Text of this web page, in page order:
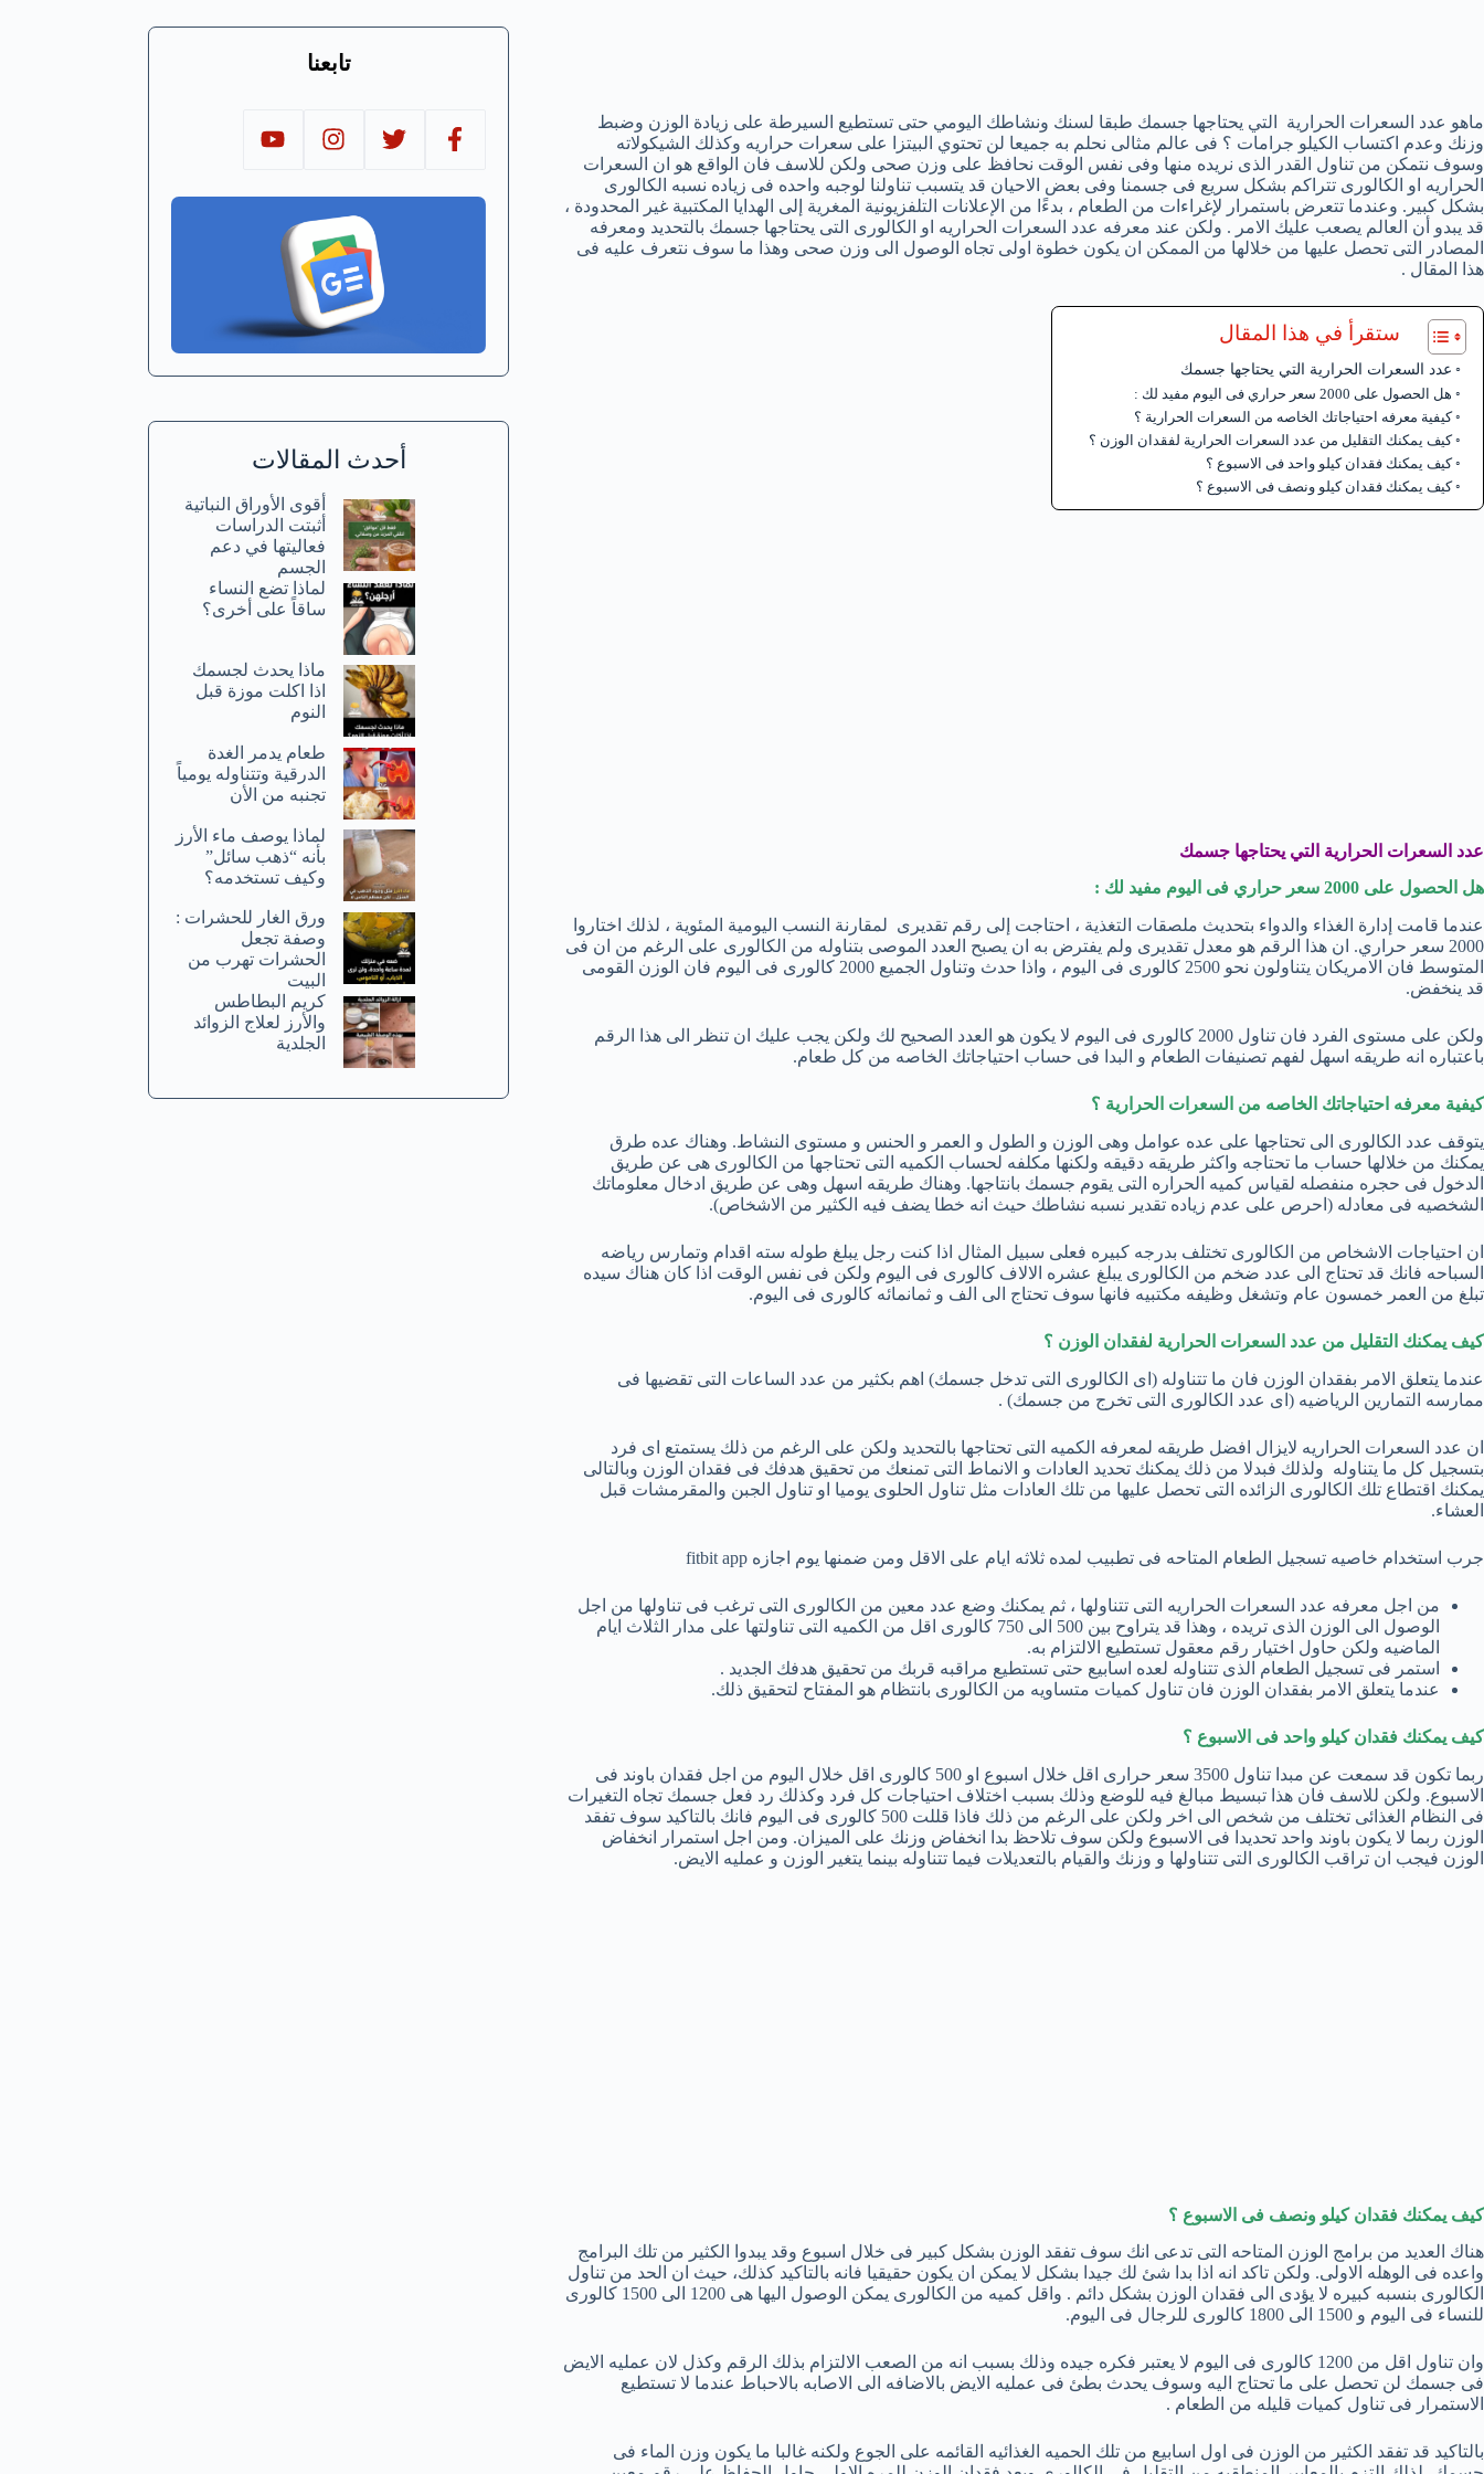
ماهو عدد السعرات الحرارية التي يحتاجها جسمك طبقا لسنك ونشاطك اليومي حتى تستطيع السيرطة على زيادة الوزن وضبط
وزنك وعدم اكتساب الكيلو جرامات ؟ فى عالم مثالى نحلم به جميعا لن تحتوي البيتزا على سعرات حراريه وكذلك الشيكولاته
وسوف نتمكن من تناول القدر الذى نريده منها وفى نفس الوقت نحافظ على وزن صحى ولكن للاسف فان الواقع هو ان السعرات
الحراريه او الكالورى تتراكم بشكل سريع فى جسمنا وفى بعض الاحيان قد يتسبب تناولنا لوجبه واحده فى زياده نسبه الكالورى
بشكل كبير. وعندما تتعرض باستمرار لإغراءات من الطعام ، بدءًا من الإعلانات التلفزيونية المغرية إلى الهدايا المكتبية غير المحدودة ،
قد يبدو أن العالم يصعب عليك الامر . ولكن عند معرفه عدد السعرات الحراريه او الكالورى التى يحتاجها جسمك بالتحديد ومعرفه
المصادر التى تحصل عليها من خلالها من الممكن ان يكون خطوة اولى تجاه الوصول الى وزن صحى وهذا ما سوف نتعرف عليه فى
هذا المقال .
ستقرأ في هذا المقال
عدد السعرات الحرارية التي يحتاجها جسمك
هل الحصول على 2000 سعر حراري فى اليوم مفيد لك :
كيفية معرفه احتياجاتك الخاصه من السعرات الحرارية ؟
كيف يمكنك التقليل من عدد السعرات الحرارية لفقدان الوزن ؟
كيف يمكنك فقدان كيلو واحد فى الاسبوع ؟
كيف يمكنك فقدان كيلو ونصف فى الاسبوع ؟
عدد السعرات الحرارية التي يحتاجها جسمك
هل الحصول على 2000 سعر حراري فى اليوم مفيد لك :
عندما قامت إدارة الغذاء والدواء بتحديث ملصقات التغذية ، احتاجت إلى رقم تقديرى لمقارنة النسب اليومية المئوية ، لذلك اختاروا
2000 سعر حراري. ان هذا الرقم هو معدل تقديرى ولم يفترض به ان يصبح العدد الموصى بتناوله من الكالورى على الرغم من ان فى
المتوسط فان الامريكان يتناولون نحو 2500 كالورى فى اليوم ، واذا حدث وتناول الجميع 2000 كالورى فى اليوم فان الوزن القومى
قد ينخفض.
ولكن على مستوى الفرد فان تناول 2000 كالورى فى اليوم لا يكون هو العدد الصحيح لك ولكن يجب عليك ان تنظر الى هذا الرقم
باعتباره انه طريقه اسهل لفهم تصنيفات الطعام و البدا فى حساب احتياجاتك الخاصه من كل طعام.
كيفية معرفه احتياجاتك الخاصه من السعرات الحرارية ؟
يتوقف عدد الكالورى الى تحتاجها على عده عوامل وهى الوزن و الطول و العمر و الحنس و مستوى النشاط. وهناك عده طرق
يمكنك من خلالها حساب ما تحتاجه واكثر طريقه دقيقه ولكنها مكلفه لحساب الكميه التى تحتاجها من الكالورى هى عن طريق
الدخول فى حجره منفصله لقياس كميه الحراره التى يقوم جسمك بانتاجها. وهناك طريقه اسهل وهى عن طريق ادخال معلوماتك
الشخصيه فى معادله (احرص على عدم زياده تقدير نسبه نشاطك حيث انه خطا يضف فيه الكثير من الاشخاص).
ان احتياجات الاشخاص من الكالورى تختلف بدرجه كبيره فعلى سبيل المثال اذا كنت رجل يبلغ طوله سته اقدام وتمارس رياضه
السباحه فانك قد تحتاج الى عدد ضخم من الكالورى يبلغ عشره الالاف كالورى فى اليوم ولكن فى نفس الوقت اذا كان هناك سيده
تبلغ من العمر خمسون عام وتشغل وظيفه مكتبيه فانها سوف تحتاج الى الف و ثمانمائه كالورى فى اليوم.
كيف يمكنك التقليل من عدد السعرات الحرارية لفقدان الوزن ؟
عندما يتعلق الامر بفقدان الوزن فان ما تتناوله (اى الكالورى التى تدخل جسمك) اهم بكثير من عدد الساعات التى تقضيها فى
ممارسه التمارين الرياضيه (اى عدد الكالورى التى تخرج من جسمك) .
ان عدد السعرات الحراريه لايزال افضل طريقه لمعرفه الكميه التى تحتاجها بالتحديد ولكن على الرغم من ذلك يستمتع اى فرد
بتسجيل كل ما يتناوله ولذلك فبدلا من ذلك يمكنك تحديد العادات و الانماط التى تمنعك من تحقيق هدفك فى فقدان الوزن وبالتالى
يمكنك اقتطاع تلك الكالورى الزائده التى تحصل عليها من تلك العادات مثل تناول الحلوى يوميا او تناول الجبن والمقرمشات قبل
العشاء.
جرب استخدام خاصيه تسجيل الطعام المتاحه فى تطبيب لمده ثلاثه ايام على الاقل ومن ضمنها يوم اجازه fitbit app
من اجل معرفه عدد السعرات الحراريه التى تتناولها ، ثم يمكنك وضع عدد معين من الكالورى التى ترغب فى تناولها من اجل
الوصول الى الوزن الذى تريده ، وهذا قد يتراوح بين 500 الى 750 كالورى اقل من الكميه التى تناولتها على مدار الثلاث ايام
الماضيه ولكن حاول اختيار رقم معقول تستطيع الالتزام به.
استمر فى تسجيل الطعام الذى تتناوله لعده اسابيع حتى تستطيع مراقبه قربك من تحقيق هدفك الجديد .
عندما يتعلق الامر بفقدان الوزن فان تناول كميات متساويه من الكالورى بانتظام هو المفتاح لتحقيق ذلك.
كيف يمكنك فقدان كيلو واحد فى الاسبوع ؟
ربما تكون قد سمعت عن مبدا تناول 3500 سعر حرارى اقل خلال اسبوع او 500 كالورى اقل خلال اليوم من اجل فقدان باوند فى
الاسبوع. ولكن للاسف فان هذا تبسيط مبالغ فيه للوضع وذلك بسبب اختلاف احتياجات كل فرد وكذلك رد فعل جسمك تجاه التغيرات
فى النظام الغذائى تختلف من شخص الى اخر ولكن على الرغم من ذلك فاذا قللت 500 كالورى فى اليوم فانك بالتاكيد سوف تفقد
الوزن ربما لا يكون باوند واحد تحديدا فى الاسبوع ولكن سوف تلاحظ بدا انخفاض وزنك على الميزان. ومن اجل استمرار انخفاض
الوزن فيجب ان تراقب الكالورى التى تتناولها و وزنك والقيام بالتعديلات فيما تتناوله بينما يتغير الوزن و عمليه الايض.
كيف يمكنك فقدان كيلو ونصف فى الاسبوع ؟
هناك العديد من برامج الوزن المتاحه التى تدعى انك سوف تفقد الوزن بشكل كبير فى خلال اسبوع وقد يبدوا الكثير من تلك البرامج
واعده فى الوهله الاولى. ولكن تاكد انه اذا بدا شئ لك جيدا بشكل لا يمكن ان يكون حقيقيا فانه بالتاكيد كذلك، حيث ان الحد من تناول
الكالورى بنسبه كبيره لا يؤدى الى فقدان الوزن بشكل دائم . واقل كميه من الكالورى يمكن الوصول اليها هى 1200 الى 1500 كالورى
للنساء فى اليوم و 1500 الى 1800 كالورى للرجال فى اليوم.
وان تناول اقل من 1200 كالورى فى اليوم لا يعتبر فكره جيده وذلك بسبب انه من الصعب الالتزام بذلك الرقم وكذل لان عمليه الايض
فى جسمك لن تحصل على ما تحتاج اليه وسوف يحدث بطئ فى عمليه الايض بالاضافه الى الاصابه بالاحباط عندما لا تستطيع
الاستمرار فى تناول كميات قليله من الطعام .
بالتاكيد قد تفقد الكثير من الوزن فى اول اسابيع من تلك الحميه الغذائيه القائمه على الجوع ولكنه غالبا ما يكون وزن الماء فى
تابعنا
أحدث المقالات
أقوى الأوراق النباتية
أثبتت الدراسات
فعاليتها في دعم
الجسم
لماذا تضع النساء
ساقاً على أخرى؟
ماذا يحدث لجسمك
اذا اكلت موزة قبل
النوم
طعام يدمر الغدة
الدرقية وتتناوله يومياً
تجنبه من الأن
لماذا يوصف ماء الأرز
بأنه “ذهب سائل”
وكيف تستخدمه؟
ورق الغار للحشرات :
وصفة تجعل
الحشرات تهرب من
البيت
كريم البطاطس
والأرز لعلاج الزوائد
الجلدية